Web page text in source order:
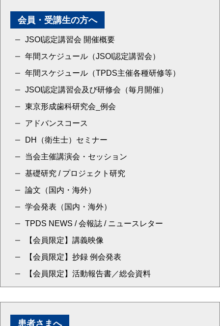
会員・受講生の方へ
JSOI認定講習会 開催概要
年間スケジュール（JSOI認定講習会）
年間スケジュール（TPDS主催各種研修等）
JSOI認定講習会及び研修会（毎月開催）
東京形成歯科研究会_例会
アドバンスコース
DH（衛生士）セミナー
当会主催講演会・セッション
基礎研究 / プロジェクト研究
論文（国内・海外）
学会発表（国内・海外）
TPDS NEWS / 会報誌 / ニュースレター
【会員限定】講義映像
【会員限定】抄録 例会発表
【会員限定】活動報告書／総会資料
患者さまへ